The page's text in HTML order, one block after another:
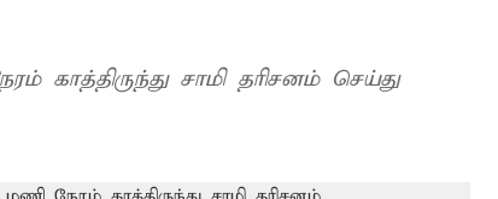
காத்திருந்து சாமி தரிசனம் செய்து